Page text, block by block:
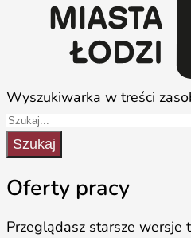
Wyszukiwarka w treści
Szukaj
Oferty pracy
Przeglądasz starsze